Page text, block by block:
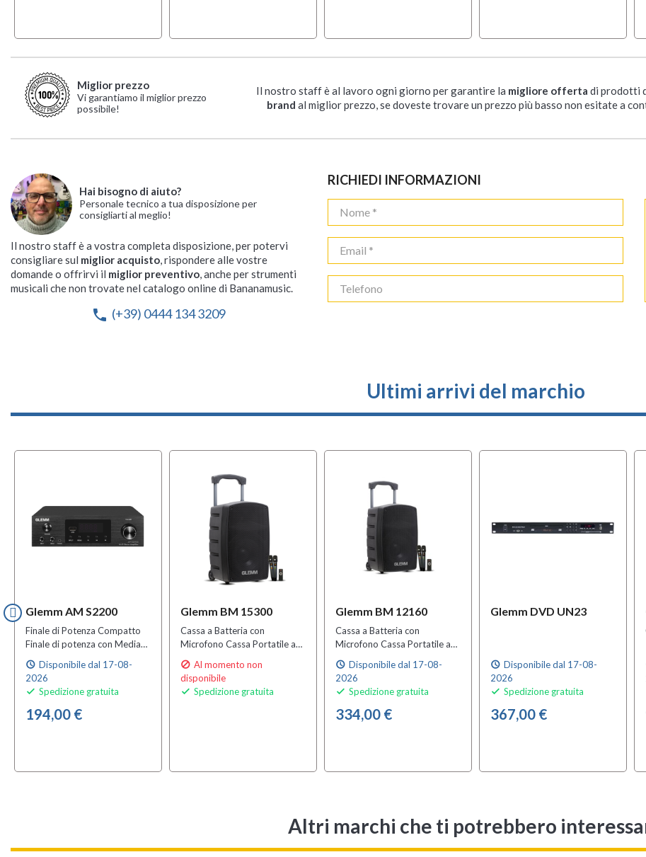
Power Dynamics
NCBT5
Cassa Passiva da Parete e
Soffitto
Disponibilità immediata
 Spedizione solo 8,90 €
Power Dynamics
Soffitto
 Disponibilità immediata
Spedizione solo 8,90 €
36,50 €
Power Dynamics
NCSP6B
Cassa Passiva da Parete e
Soffitto
 Spedizione solo 8,90 €
36,50 €
Power Dynamics
Cassa Passiva da Parete e
37,50 €
Miglior prezzo
Vi garantiamo il miglior prezzo
possibile!
Il nostro staff è al lavoro ogni giorno per garantire la migliore offerta di prodotti
brand al miglior prezzo, se doveste trovare un prezzo più basso non esitate a
Hai bisogno di aiuto?
Personale tecnico a tua disposizione per
consigliarti al meglio!
Il nostro staff è a vostra completa disposizione, per potervi
consigliare sul miglior acquisto, rispondere alle vostre
domande o offrirvi il miglior preventivo, anche per strumenti
musicali che non trovate nel catalogo online di Bananamusic.
phone (+39) 0444 134 3209
RICHIEDI INFORMAZIONI
Ultimi arrivi del marchio
Glemm AM S2200
Finale di Potenza Compatto
Finale di potenza con Media
Player
schedule Disponibile dal 17-08-
2026
 Spedizione gratuita
194,00 €
Glemm BM 15300
Cassa a Batteria con
Microfono Cassa Portatile a
Batteria Cassa Portatile con
Bluetooth
 Al momento non
disponibile
 Spedizione gratuita
Glemm BM 12160
Cassa a Batteria con
Microfono Cassa Portatile a
Batteria Cassa Portatile con
Bluetooth
schedule Disponibile dal 17-08-
2026
 Spedizione gratuita
334,00 €
Glemm DVD UN23
schedule Disponibile dal 17-08-
2026
 Spedizione gratuita
367,00 €
Altri marchi che ti potrebbero